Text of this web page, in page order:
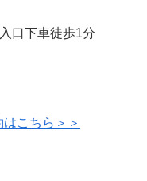
口下車徒歩1分
こちら＞＞